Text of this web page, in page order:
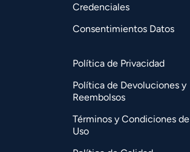
Credenciales
Consentimientos Datos
Política de Privacidad
Política de Devoluciones y
Reembolsos
Términos y Condiciones de
Uso